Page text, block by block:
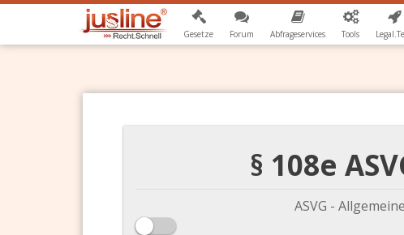
Gesetze Forum Abfrageservices Tools
§ 108e
ASVG -